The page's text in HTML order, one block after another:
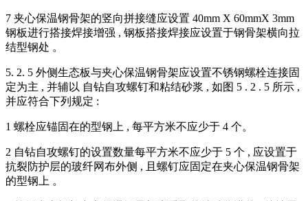
7 夹心保温钢骨架的竖向拼接缝应设置 40mm X 60mmX 3mm
钢板进行搭接焊接增强 , 钢板搭接焊接应设置于钢骨架横向拉
结型钢处 。
5. 2. 5 外侧生态板与夹心保温钢骨架应设置不锈钢螺栓连接固
定为主 , 并辅以 自钻自攻螺钉和粘结砂浆 , 如图 5 . 2 . 5 所示 ,
并应符合下列规定 :
1 螺栓应锚固在的型钢上 , 每平方米不应少于 4 个。
2 自钻自攻螺钉的设置数量每平方米不应少于 5 个 , 应设置于
抗裂防护层的玻纤网布外侧 , 且螺钉应固定在夹心保温钢骨架
的型钢上 。